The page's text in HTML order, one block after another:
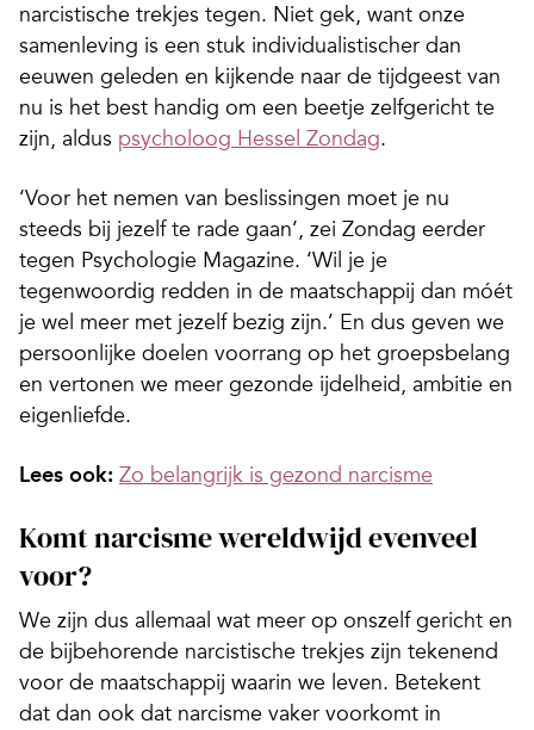
narcistische trekjes tegen. Niet gek, want onze
samenleving is een stuk individualistischer dan
eeuwen geleden en kijkende naar de tijdgeest van
nu is het best handig om een beetje zelfgericht te
zijn, aldus psycholoog Hessel Zondag.
‘Voor het nemen van beslissingen moet je nu
steeds bij jezelf te rade gaan’, zei Zondag eerder
tegen Psychologie Magazine. ‘Wil je je
tegenwoordig redden in de maatschappij dan móét
je wel meer met jezelf bezig zijn.’ En dus geven we
persoonlijke doelen voorrang op het groepsbelang
en vertonen we meer gezonde ijdelheid, ambitie en
eigenliefde.
Lees ook: Zo belangrijk is gezond narcisme
Komt narcisme wereldwijd evenveel
voor?
We zijn dus allemaal wat meer op onszelf gericht en
de bijbehorende narcistische trekjes zijn tekenend
voor de maatschappij waarin we leven. Betekent
dat dan ook dat narcisme vaker voorkomt in